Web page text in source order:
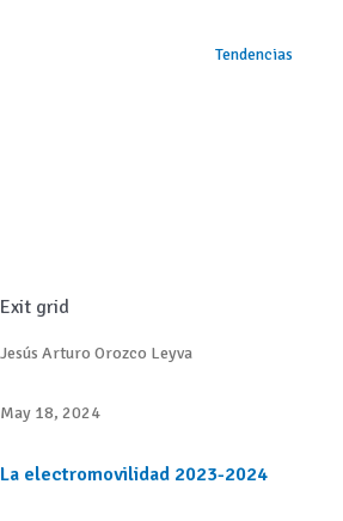
Tendencias
Exit grid
Jesús Arturo Orozco Leyva
May 18, 2024
La electromovilidad 2023-2024